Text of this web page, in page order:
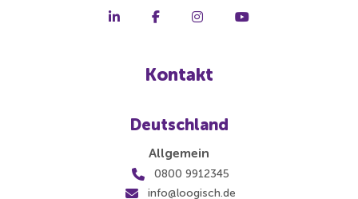
Kontakt
Deutschland
Allgemein
0800 9912345
info@loogisch.de